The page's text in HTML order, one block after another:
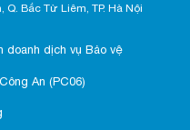
Q. Bắc Từ Liêm, TP. Hà Nội
doanh dịch vụ Bảo vệ
An (PC06)